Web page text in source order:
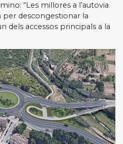
“Les millores a l’autovia
per descongestionar la
dels accessos principals a la